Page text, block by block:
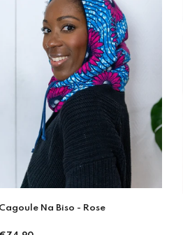
Robe Salopette Etoiles